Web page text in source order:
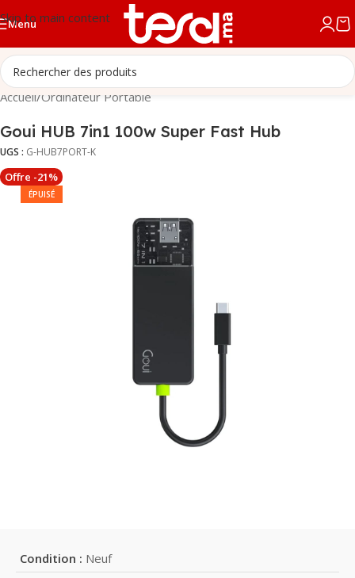
Skip to main content
Menu
Accueil/Ordinateur Portable
Goui HUB 7in1 100w Super Fast Hub
UGS : G-HUB7PORT-K
Offre -21%
ÉPUISÉ
Condition : Neuf